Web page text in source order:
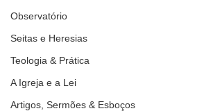
Observatório
Seitas e Heresias
Teologia & Prática
A Igreja e a Lei
Artigos, Sermões & Esboços